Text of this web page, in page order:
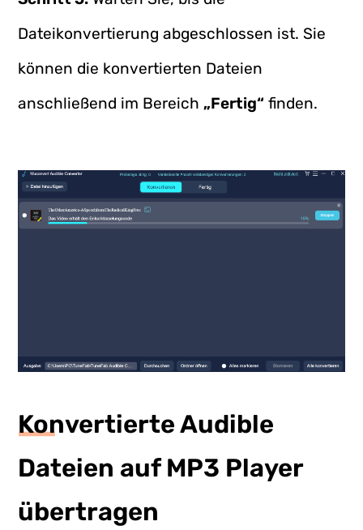
Dateikonvertierung abgeschlossen ist. Sie
können die konvertierten Dateien
anschließend im Bereich „Fertig“ finden.
Konvertierte Audible
Dateien auf MP3 Player
übertragen